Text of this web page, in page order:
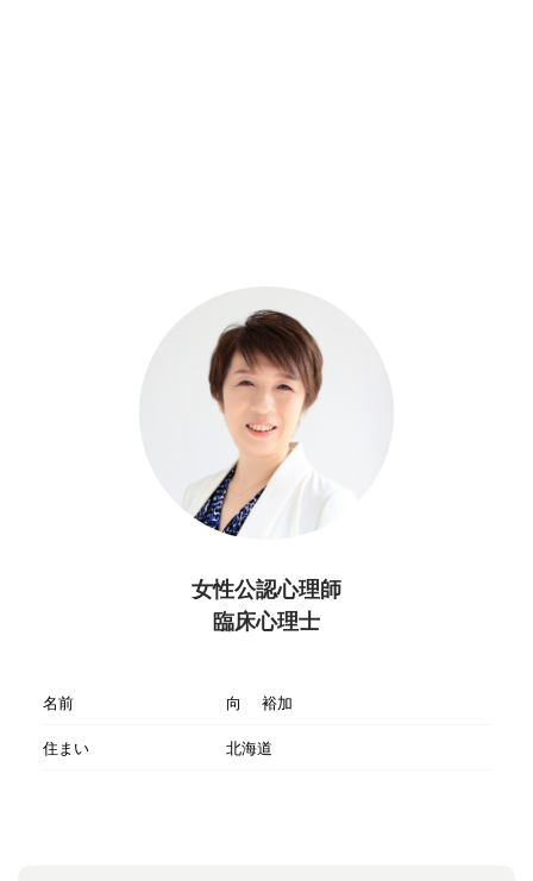
女性公認心理師
臨床心理士
名前
向 裕加
住まい
北海道